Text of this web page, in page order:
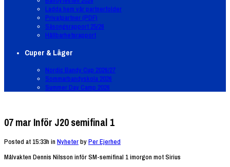
Ladda hem vår partnerfolder
Privatpartner (PDF)
Säsongsrapport 25/26
Hållbarhetsrapport
Cuper & Läger
Nordic Bandy Cup 2026/27
Sommarbandyskola 2026
Summer Day Camp 2026
07 mar Inför J20 semifinal 1
Posted at 15:33h in NyheterbyPer Ejerhed
Målvakten Dennis Nilsson inför SM-semifinal 1 imorgon mot Sirius